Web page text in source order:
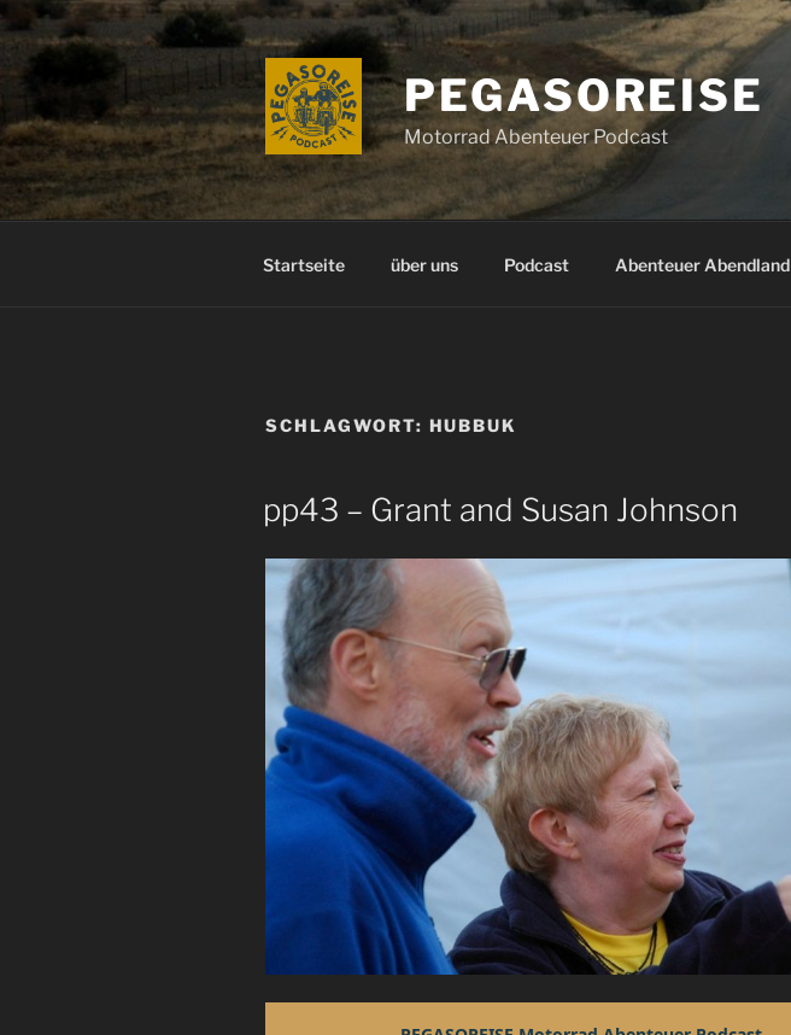
Zum
Inhalt
springen
PEGASOREISE
Motorrad Abenteuer Podcast
Startseite über uns Podcast Abenteuer Abendland
SCHLAGWORT: HUBBUK
pp43 – Grant and Susan Johnson